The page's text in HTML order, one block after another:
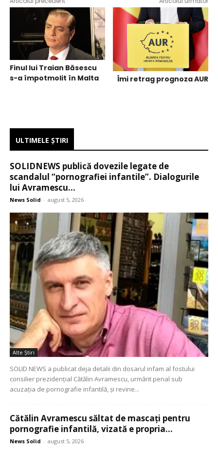
Finul lui Traian Băsescu
s-a împotmolit în Malta
Îmi retrag prognoza AUR
ULTIMELE ŞTIRI
SOLIDNEWS publică dovezile legate de
scandalul “pornografiei infantile”. Dialogurile
lui Avramescu...
News Solid - august 5, 2026
Alte Ştiri
SOLID NEWS a publicat deja detalii din dosarul infam al fostului
consilier prezidențial Cătălin Avramescu, urmărit penal sub
acuzația de pornografie infantilă, și revine...
Cătălin Avramescu săltat de mascați pentru
pornografie infantilă, vizată e propria...
News Solid - august 5, 2026